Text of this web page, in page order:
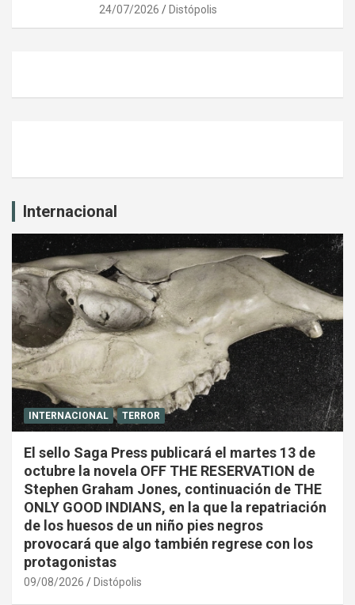
24/07/2026 Distópolis
Internacional
INTERNACIONAL TERROR
El sello Saga Press publicará el martes 13 de
octubre la novela OFF THE RESERVATION de
Stephen Graham Jones, continuación de THE
ONLY GOOD INDIANS, en la que la repatriación
de los huesos de un niño pies negros
provocará que algo también regrese con los
protagonistas
09/08/2026 Distópolis